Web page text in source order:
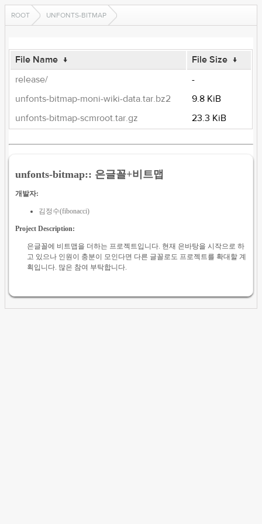
ROOT UNFONTS-BITMAP
File Name ↓ File Size ↓
release/
-
unfonts-bitmap-moni-wiki-data.tar.bz2
9.8 KiB
unfonts-bitmap-scmroot.tar.gz
23.3 KiB
unfonts-bitmap:: 은글꼴+비트맵
개발자:
김정수(fibonacci)
Project Description:
은글꼴에 비트맵을 더하는 프로젝트입니다. 현재 은바탕을 시작으로 하
고 있으나 인원이 충분이 모인다면 다른 글꼴로도 프로젝트를 확대할 계
획입니다. 많은 참여 부탁합니다.